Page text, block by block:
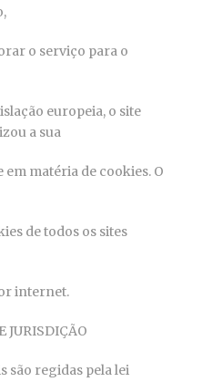
o serviço para o
europeia, o site
a sua
matéria de cookies. O
de todos os sites
internet.
JURISDIÇÃO
são regidas pela lei